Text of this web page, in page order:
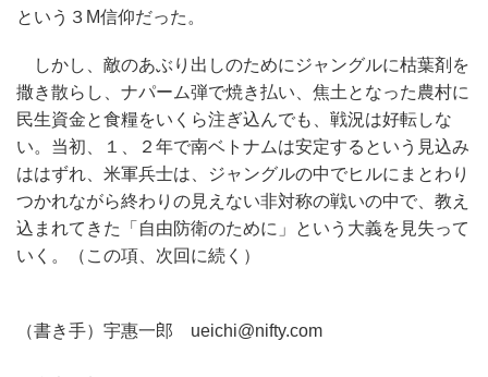
という３M信仰だった。
しかし、敵のあぶり出しのためにジャングルに枯葉剤を
撒き散らし、ナパーム弾で焼き払い、焦土となった農村に
民生資金と食糧をいくら注ぎ込んでも、戦況は好転しな
い。当初、１、２年で南ベトナムは安定するという見込み
ははずれ、米軍兵士は、ジャングルの中でヒルにまとわり
つかれながら終わりの見えない非対称の戦いの中で、教え
込まれてきた「自由防衛のために」という大義を見失って
いく。（この項、次回に続く）
（書き手）宇惠一郎 ueichi@nifty.com